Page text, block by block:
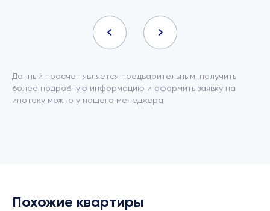
Данный просчет является предварительным, получить
более подробную информацию и оформить заявку на
ипотеку можно у нашего менеджера
Похожие квартиры